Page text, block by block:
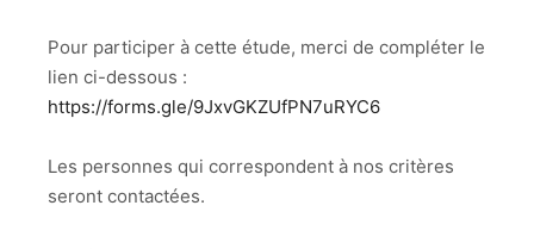
Pour participer à cette étude, merci de compléter le
lien ci-dessous :
https://forms.gle/9JxvGKZUfPN7uRYC6
Les personnes qui correspondent à nos critères
seront contactées.